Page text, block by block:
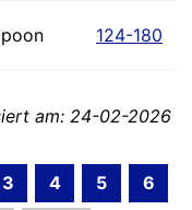
124-180
am: 24-02-2026
3 4 5
6